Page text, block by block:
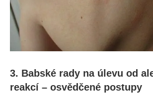
3. Babské rady ⁢na úlevu od‍
reakcí – osvědčené postupy